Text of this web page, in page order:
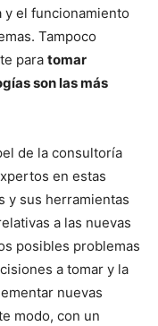
y el funcionamiento
Tampoco
para tomar
son las más
de la consultoría
en estas
y sus herramientas
a las nuevas
posibles problemas
a tomar y la
nuevas
modo, con un